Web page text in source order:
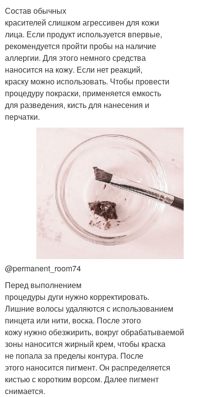
Состав обычных
красителей слишком агрессивен для кожи
лица. Если продукт используется впервые,
рекомендуется пройти пробы на наличие
аллергии. Для этого немного средства
наносится на кожу. Если нет реакций,
краску можно использовать. Чтобы провести
процедуру покраски, применяется емкость
для разведения, кисть для нанесения и
перчатки.
@permanent_room74
Перед выполнением
процедуры дуги нужно корректировать.
Лишние волосы удаляются с использованием
пинцета или нити, воска. После этого
кожу нужно обезжирить, вокруг обрабатываемой
зоны наносится жирный крем, чтобы краска
не попала за пределы контура. После
этого наносится пигмент. Он распределяется
кистью с коротким ворсом. Далее пигмент
снимается.